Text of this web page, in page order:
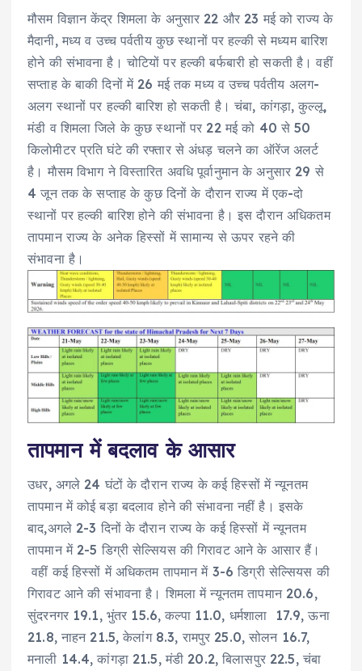
मौसम विज्ञान केंद्र शिमला के अनुसार 22 और 23 मई को राज्य के
मैदानी, मध्य व उच्च पर्वतीय कुछ स्थानों पर हल्की से मध्यम बारिश
होने की संभावना है। चोटियों पर हल्की बर्फबारी हो सकती है। वहीं
सप्ताह के बाकी दिनों में 26 मई तक मध्य व उच्च पर्वतीय अलग-
अलग स्थानों पर हल्की बारिश हो सकती है। चंबा, कांगड़ा, कुल्लू,
मंडी व शिमला जिले के कुछ स्थानों पर 22 मई को 40 से 50
किलोमीटर प्रति घंटे की रफ्तार से अंधड़ चलने का ऑरेंज अलर्ट
है। माैसम विभाग ने विस्तारित अवधि पूर्वानुमान के अनुसार 29 से
4 जून तक के सप्ताह के कुछ दिनों के दाैरान राज्य में एक-दो
स्थानों पर हल्की बारिश होने की संभावना है। इस दाैरान अधिकतम
तापमान राज्य के अनेक हिस्सों में सामान्य से ऊपर रहने की
संभावना है।
तापमान में बदलाव के आसार
उधर, अगले 24 घंटों के दौरान राज्य के कई हिस्सों में न्यूनतम
तापमान में कोई बड़ा बदलाव होने की संभावना नहीं है। इसके
बाद,अगले 2-3 दिनों के दौरान राज्य के कई हिस्सों में न्यूनतम
तापमान में 2-5 डिग्री सेल्सियस की गिरावट आने के आसार हैं।
वहीं कई हिस्सों में अधिकतम तापमान में 3-6 डिग्री सेल्सियस की
गिरावट आने की संभावना है। शिमला में न्यूनतम तापमान 20.6,
सुंदरनगर 19.1, भुंतर 15.6, कल्पा 11.0, धर्मशाला 17.9, ऊना
21.8, नाहन 21.5, केलांग 8.3, रामपुर 25.0, सोलन 16.7,
मनाली 14.4, कांगड़ा 21.5, मंडी 20.2, बिलासपुर 22.5, चंबा